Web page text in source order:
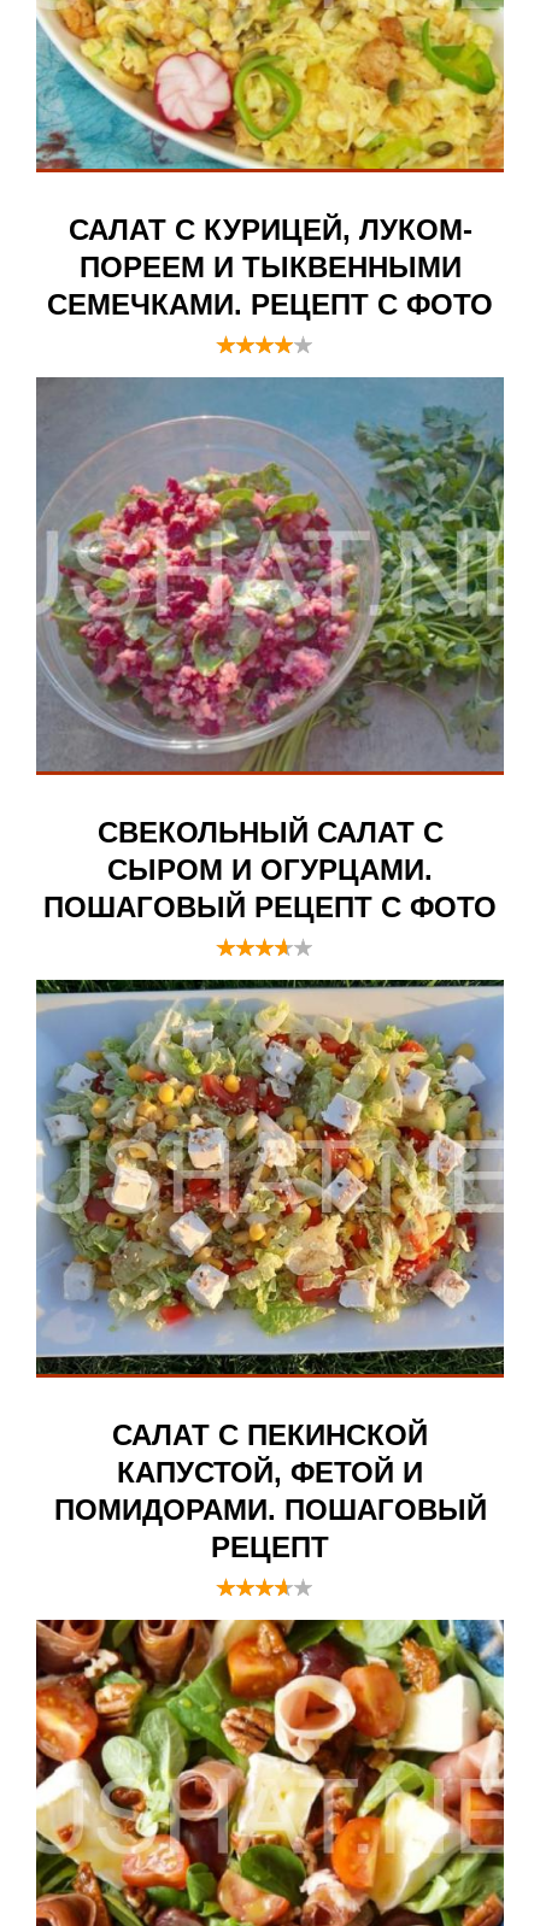
САЛАТ С КУРИЦЕЙ, ЛУКОМ-
ПОРЕЕМ И ТЫКВЕННЫМИ
СЕМЕЧКАМИ. РЕЦЕПТ С ФОТО
СВЕКОЛЬНЫЙ САЛАТ С
СЫРОМ И ОГУРЦАМИ.
ПОШАГОВЫЙ РЕЦЕПТ С ФОТО
САЛАТ С ПЕКИНСКОЙ
КАПУСТОЙ, ФЕТОЙ И
ПОМИДОРАМИ. ПОШАГОВЫЙ
РЕЦЕПТ